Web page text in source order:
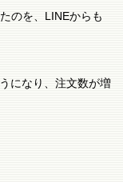
のを、LINEからも
になり、注文数が増